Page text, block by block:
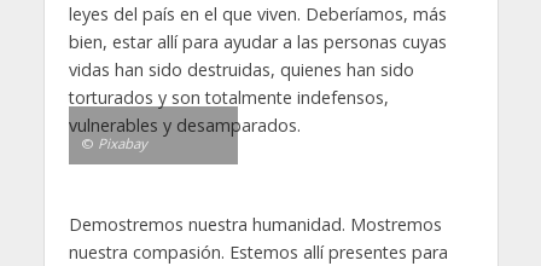
leyes del país en el que viven. Deberíamos, más
bien, estar allí para ayudar a las personas cuyas
vidas han sido destruidas, quienes han sido
torturados y son totalmente indefensos,
vulnerables y desamparados.
© Pixabay
Demostremos nuestra humanidad. Mostremos
nuestra compasión. Estemos allí presentes para